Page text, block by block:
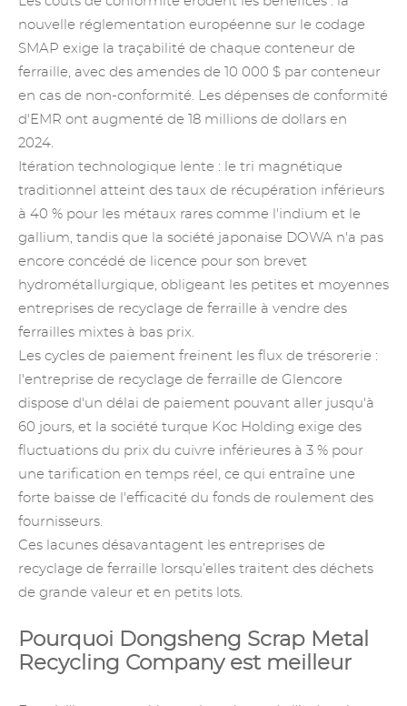
nouvelle réglementation européenne sur le codage
SMAP exige la traçabilité de chaque conteneur de
ferraille, avec des amendes de 10 000 $ par conteneur
en cas de non-conformité. Les dépenses de conformité
d'EMR ont augmenté de 18 millions de dollars en
2024.
Itération technologique lente : le tri magnétique
traditionnel atteint des taux de récupération inférieurs
à 40 % pour les métaux rares comme l'indium et le
gallium, tandis que la société japonaise DOWA n'a pas
encore concédé de licence pour son brevet
hydrométallurgique, obligeant les petites et moyennes
entreprises de recyclage de ferraille à vendre des
ferrailles mixtes à bas prix.
Les cycles de paiement freinent les flux de trésorerie :
l'entreprise de recyclage de ferraille de Glencore
dispose d'un délai de paiement pouvant aller jusqu'à
60 jours, et la société turque Koc Holding exige des
fluctuations du prix du cuivre inférieures à 3 % pour
une tarification en temps réel, ce qui entraîne une
forte baisse de l'efficacité du fonds de roulement des
fournisseurs.
Ces lacunes désavantagent les entreprises de
recyclage de ferraille lorsqu’elles traitent des déchets
de grande valeur et en petits lots.
Pourquoi Dongsheng Scrap Metal
Recycling Company est meilleur